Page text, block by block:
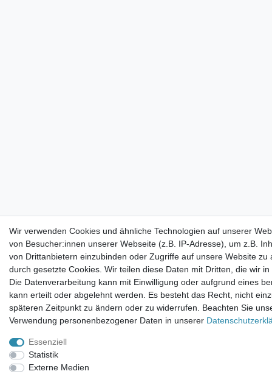
Wir verwenden Cookies und ähnliche Technologien auf unserer
von Besucher:innen unserer Webseite (z.B. IP-Adresse), um z.B.
von Drittanbietern einzubinden oder Zugriffe auf unsere Website
durch gesetzte Cookies. Wir teilen diese Daten mit Dritten, die wir
Die Datenverarbeitung kann mit Einwilligung oder aufgrund eines
kann erteilt oder abgelehnt werden. Es besteht das Recht, nicht
späteren Zeitpunkt zu ändern oder zu widerrufen. Beachten Sie
Verwendung personenbezogener Daten in unserer
Essenziell
Statistik
Externe Medien